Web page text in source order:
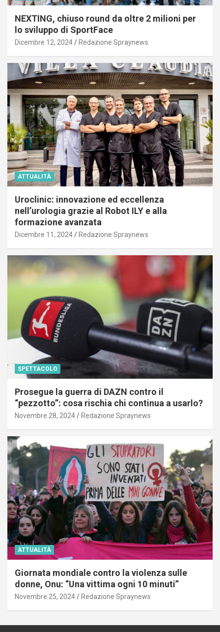
NEXTING, chiuso round da oltre 2 milioni per
lo sviluppo di SportFace
Dicembre 12, 2024 Redazione Spraynews
ATTUALITÀ
Uroclinic: innovazione ed eccellenza
nell’urologia grazie al Robot ILY e alla
formazione avanzata
Dicembre 11, 2024 Redazione Spraynews
SPETTACOLO
Prosegue la guerra di DAZN contro il
“pezzotto”: cosa rischia chi continua a usarlo?
Novembre 28, 2024 Redazione Spraynews
ATTUALITÀ
Giornata mondiale contro la violenza sulle
donne, Onu: “Una vittima ogni 10 minuti”
Novembre 25, 2024 Redazione Spraynews